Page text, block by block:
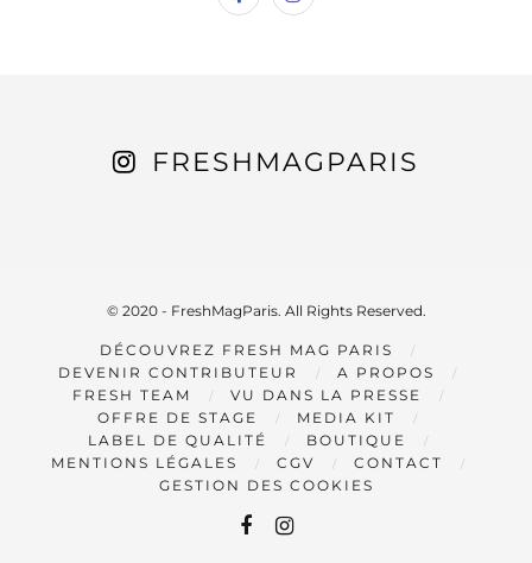
FRESHMAGPARIS
© 2020 - FreshMagParis. All Rights Reserved.
DÉCOUVREZ FRESH MAG PARIS
DEVENIR CONTRIBUTEUR
A PROPOS
FRESH TEAM
VU DANS LA PRESSE
OFFRE DE STAGE
MEDIA KIT
LABEL DE QUALITÉ
BOUTIQUE
MENTIONS LÉGALES
CGV
CONTACT
GESTION DES COOKIES